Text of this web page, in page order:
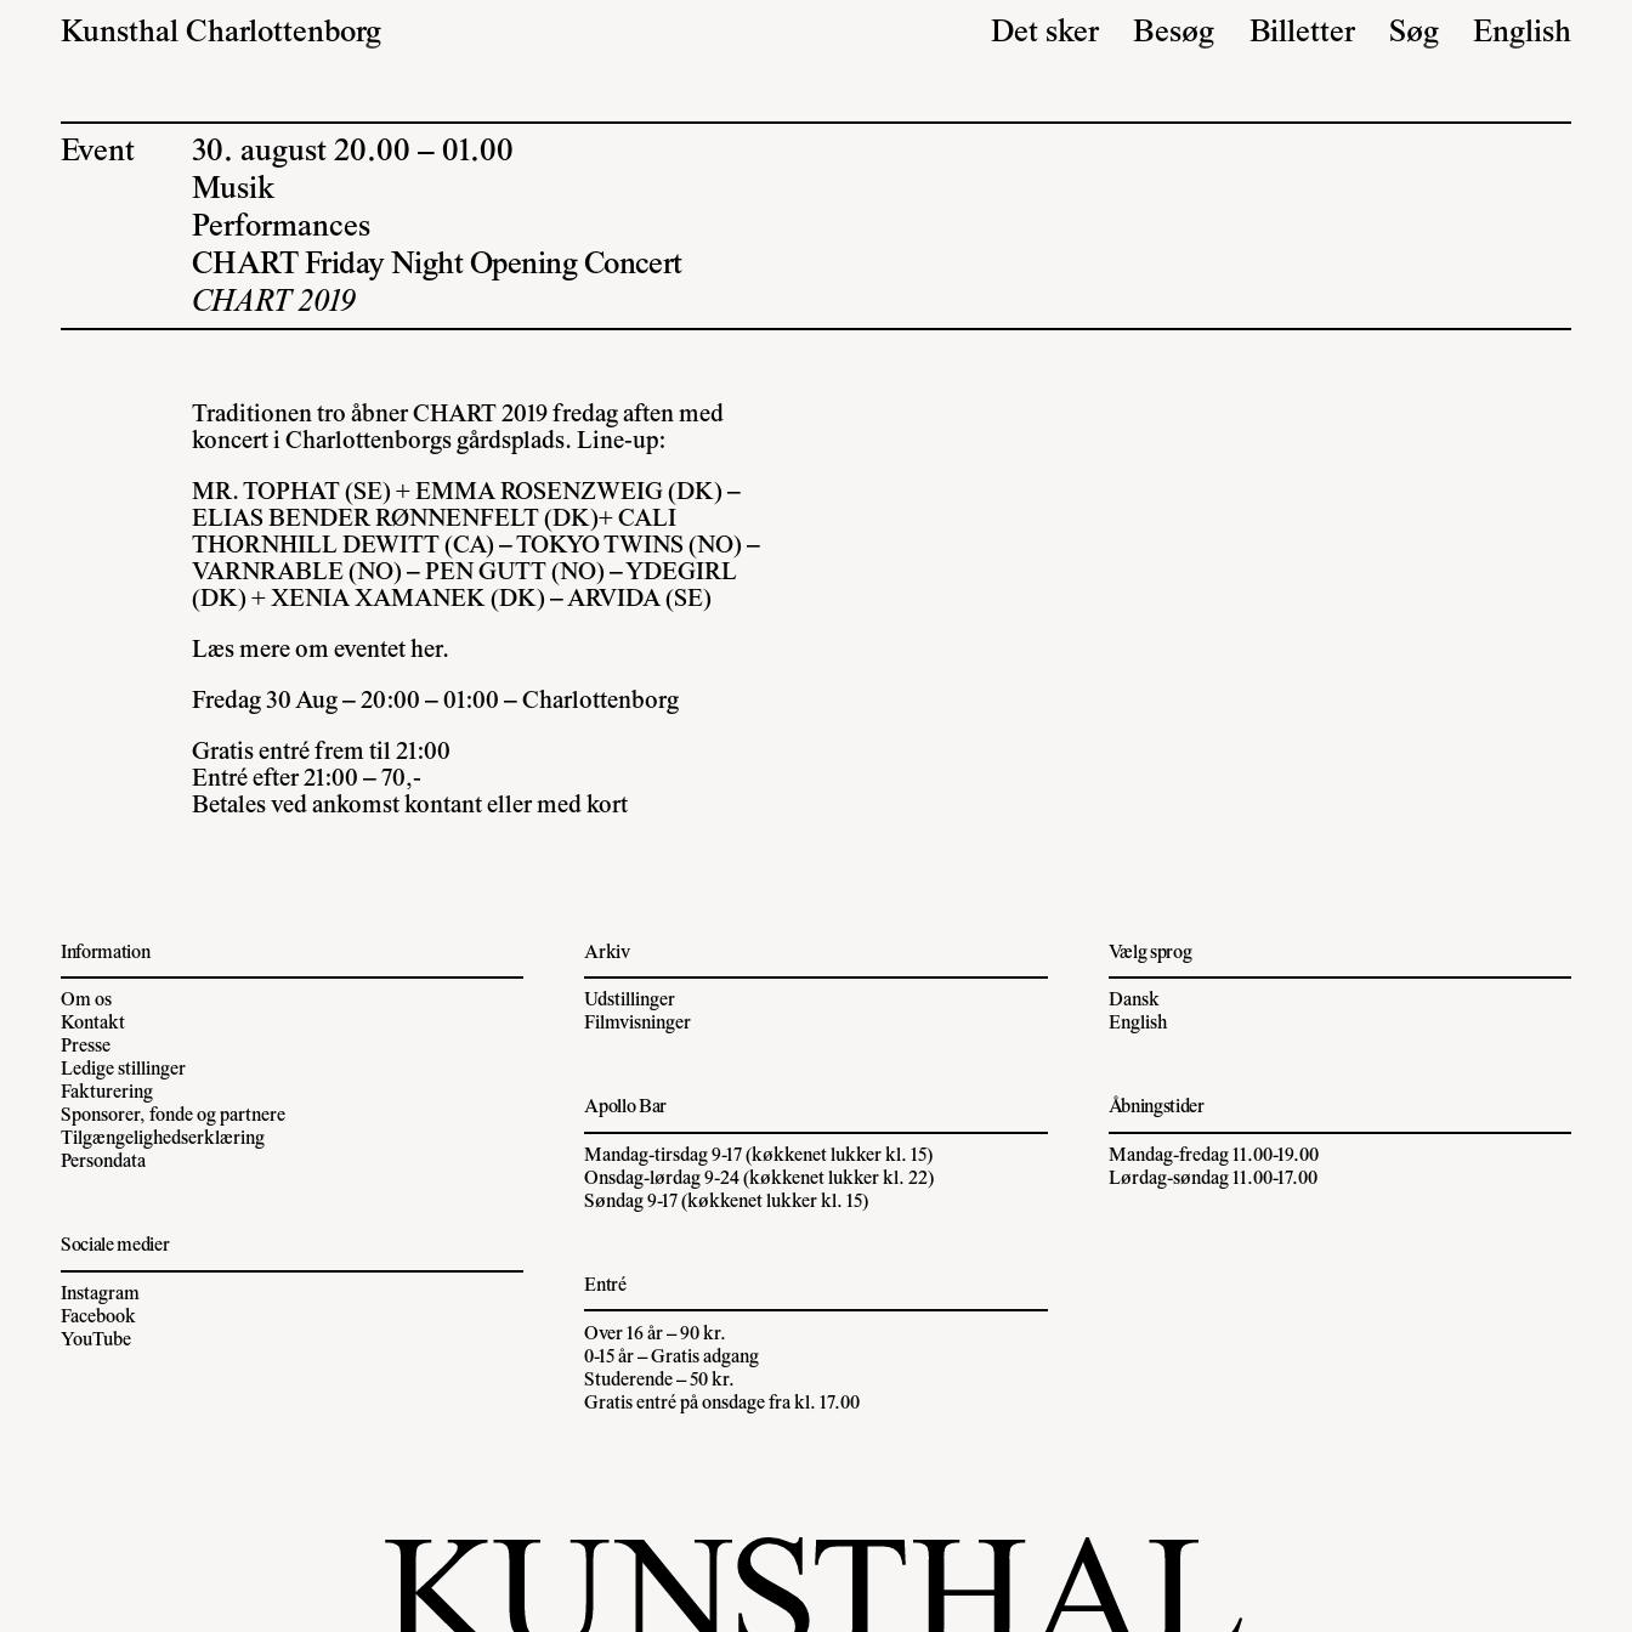
Kunsthal Charlottenborg Det sker Besøg Billetter Søg English
Event
30. august 20.00 – 01.00
Musik
Performances
CHART Friday Night Opening Concert
CHART 2019
Traditionen tro åbnerCHART 2019fredag aften med
koncert i Charlottenborgs gårdsplads. Line-up:
MR. TOPHAT (SE) + EMMA ROSENZWEIG (DK) –
ELIAS BENDER RØNNENFELT (DK)+ CALI
THORNHILL DEWITT (CA) – TOKYO TWINS (NO) –
VARNRABLE (NO) – PEN GUTT (NO) – YDEGIRL
(DK) + XENIA XAMANEK (DK) – ARVIDA (SE)
Læs mere om eventether.
Fredag 30 Aug – 20:00 – 01:00 – Charlottenborg
Gratis entré frem til 21:00
Entré efter 21:00 – 70,-
Betales ved ankomst kontant eller med kort
Information
Om os
Kontakt
Presse
Ledige stillinger
Fakturering
Sponsorer, fonde og partnere
Tilgængelighedserklæring
Persondata
Sociale medier
Instagram
Facebook
YouTube
Arkiv
Udstillinger
Filmvisninger
Apollo Bar
Mandag-tirsdag 9-17 (køkkenet lukker kl. 15)
Onsdag-lørdag 9-24 (køkkenet lukker kl. 22)
Søndag 9-17 (køkkenet lukker kl. 15)
Entré
Over 16 år – 90 kr.
0-15 år – Gratis adgang
Studerende – 50 kr.
Gratis entré på onsdage fra kl. 17.00
Vælg sprog
Dansk
English
Åbningstider
Mandag-fredag 11.00-19.00
Lørdag-søndag 11.00-17.00